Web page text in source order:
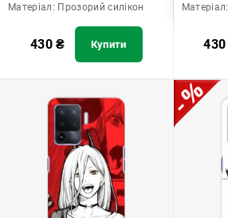
Матеріал: Прозорий силікон
430₴ Купити
Матеріал:
430